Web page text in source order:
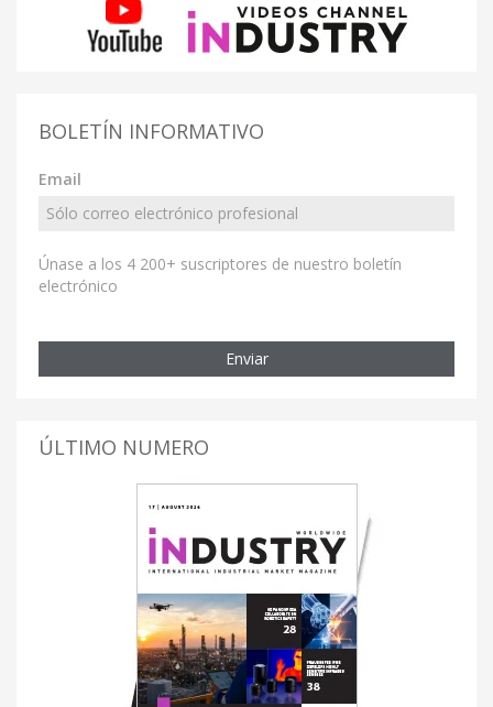
BOLETÍN INFORMATIVO
Email
Únase a los 4 200+ suscriptores de nuestro boletín
electrónico
Enviar
ÚLTIMO NUMERO